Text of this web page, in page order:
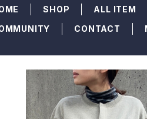
SHOP ALL ITEM
CONTACT